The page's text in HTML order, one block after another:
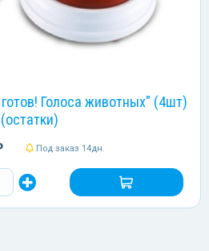
Голоса животных" (4шт)
(остатки)
Под заказ 14дн.